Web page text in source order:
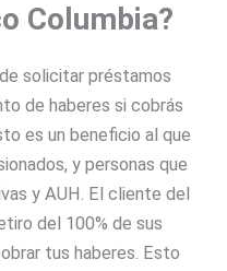
Columbia?
solicitar préstamos
de haberes si cobrás
es un beneficio al que
y personas que
y AUH. El cliente del
del 100% de sus
tus haberes. Esto